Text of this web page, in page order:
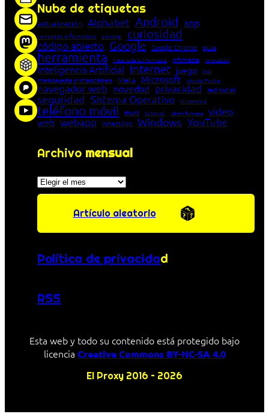
Nube de etiquetas
actualización Alphabet Android app
concepto informático consejo curiosidad
código abierto Google Google Chrome guía
herramienta historia de la Informática Informática innovación
Inteligencia Artificial Internet juego lista
mensajería instantánea Meta Microsoft Mozilla Firefox
navegador web novedad privacidad red social
seguridad Sistema Operativo streaming
teléfono móvil truco tutorial Unión Europea vídeo
web webapp WhatsApp Windows YouTube
Archivo mensual
Archivos
Artículo aleatorio
Política de privacidad
RSS
Esta web y todo su contenido está protegido bajo
licencia Creative Commons BY-NC-SA 4.0
El Proxy 2016 – 2026